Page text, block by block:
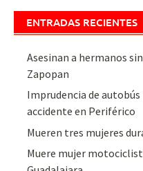
ENTRADAS RECIENTES
Asesinan a hermanos
Zapopan
Imprudencia de
accidente en Periférico
Mueren tres mujeres
Muere mujer